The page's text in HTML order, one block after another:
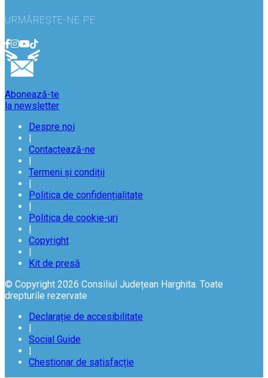
URMĂREȘTE-NE PE
Abonează-te
la newsletter
Despre noi
|
Contactează-ne
|
Termeni și condiții
|
Politica de confidențialitate
|
Politica de cookie-uri
|
Copyright
|
Kit de presă
© Copyright 2026 Consiliul Județean Harghita. Toate
drepturile rezervate
Declarație de accesibilitate
|
Social Guide
|
Chestionar de satisfacție